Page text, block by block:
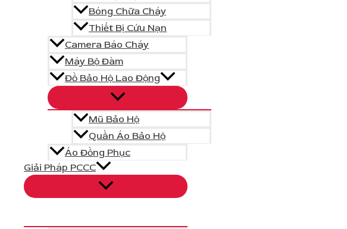
Bóng Chữa Cháy
Thiết Bị Cứu Nạn
Camera Báo Cháy
Máy Bộ Đàm
Đồ Bảo Hộ Lao Động
Mũ Bảo Hộ
Quần Áo Bảo Hộ
Áo Đồng Phục
Giải Pháp PCCC
Chính sách mua hàng
Chính sách về giá
Chính sách thanh toán
Chính sách bảo hành
Chính sách giao nhận và vận chuyển
Chính sách đổi trả hoàn hàng
Chính sách kiểm hàng và đồng kiểm
Nghĩa vụ của người bán và người mua
Chính sách bảo mật
Các điều kiện hoặc hạn chế trong cung cấp dịch vụ
Phương thức tiếp nhận và giải quyết phản ánh,yêu cầu, khiếu nại
Email Đăng Ký*